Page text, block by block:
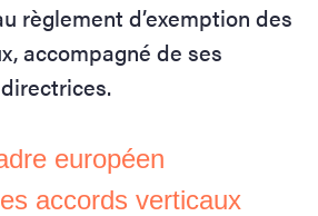
règlement d’exemption des
accompagné de ses
européen
accords verticaux